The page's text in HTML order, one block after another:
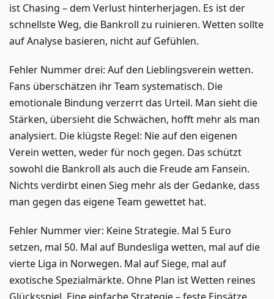
ist Chasing – dem Verlust hinterherjagen. Es ist der
schnellste Weg, die Bankroll zu ruinieren. Wetten sollte
auf Analyse basieren, nicht auf Gefühlen.
Fehler Nummer drei: Auf den Lieblingsverein wetten.
Fans überschätzen ihr Team systematisch. Die
emotionale Bindung verzerrt das Urteil. Man sieht die
Stärken, übersieht die Schwächen, hofft mehr als man
analysiert. Die klügste Regel: Nie auf den eigenen
Verein wetten, weder für noch gegen. Das schützt
sowohl die Bankroll als auch die Freude am Fansein.
Nichts verdirbt einen Sieg mehr als der Gedanke, dass
man gegen das eigene Team gewettet hat.
Fehler Nummer vier: Keine Strategie. Mal 5 Euro
setzen, mal 50. Mal auf Bundesliga wetten, mal auf die
vierte Liga in Norwegen. Mal auf Siege, mal auf
exotische Spezialmärkte. Ohne Plan ist Wetten reines